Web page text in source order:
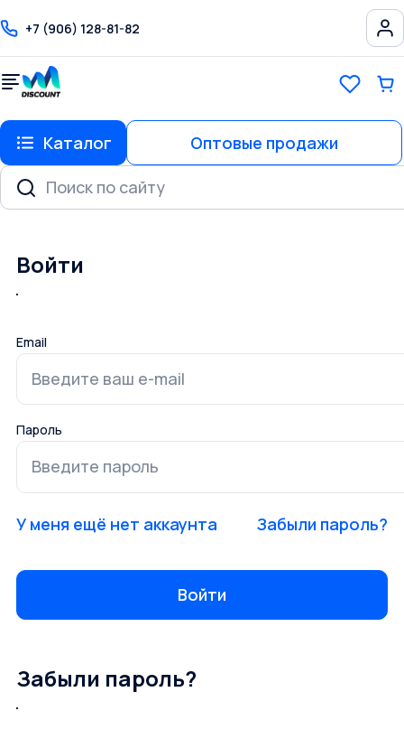
+7 (906) 128-81-82
Каталог Оптовые продажи
Войти
Email
Пароль
У меня ещё нет аккаунта Забыли пароль?
Забыли пароль?